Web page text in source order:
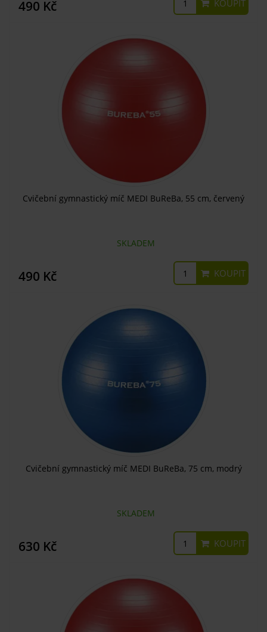
490 Kč KOUPIT
Cvičební gymnastický míč MEDI BuReBa, 55 cm, červený
SKLADEM
490 Kč KOUPIT
Cvičební gymnastický míč MEDI BuReBa, 75 cm, modrý
SKLADEM
630 Kč KOUPIT